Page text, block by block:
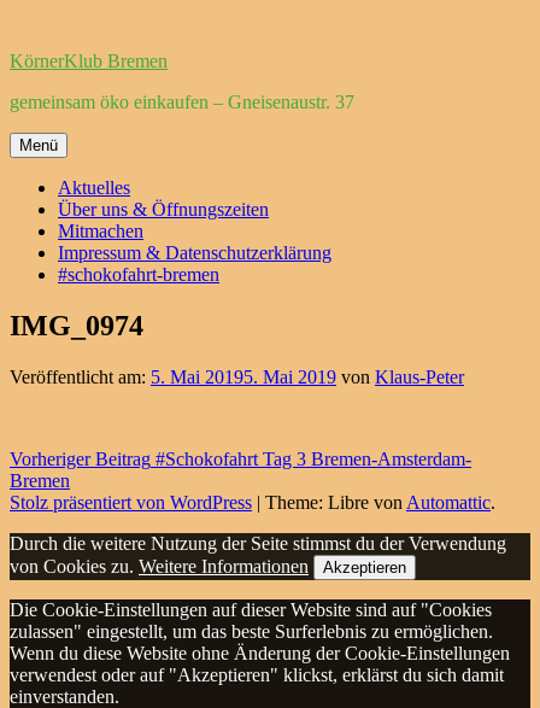
springen
KörnerKlub Bremen
gemeinsam öko einkaufen – Gneisenaustr. 37
Menü
Aktuelles
Über uns & Öffnungszeiten
Mitmachen
Impressum & Datenschutzerklärung
#schokofahrt-bremen
IMG_0974
Veröffentlicht am: 5. Mai 20195. Mai 2019 von Klaus-Peter
Beitragsnavigation
Vorheriger Beitrag #Schokofahrt Tag 3 Bremen-Amsterdam-
Bremen
Stolz präsentiert von WordPress | Theme: Libre von Automattic.
Durch die weitere Nutzung der Seite stimmst du der Verwendung
von Cookies zu. Weitere Informationen Akzeptieren
Die Cookie-Einstellungen auf dieser Website sind auf "Cookies
zulassen" eingestellt, um das beste Surferlebnis zu ermöglichen.
Wenn du diese Website ohne Änderung der Cookie-Einstellungen
verwendest oder auf "Akzeptieren" klickst, erklärst du sich damit
einverstanden.